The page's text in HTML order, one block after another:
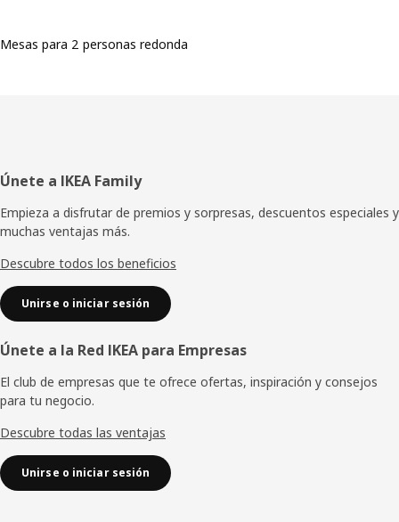
Mesas para 2 personas redonda
Pie
de
página
Únete a IKEA Family
Empieza a disfrutar de premios y sorpresas, descuentos especiales y
muchas ventajas más.
Descubre todos los beneficios
Unirse o iniciar sesión
Únete a la Red IKEA para Empresas
El club de empresas que te ofrece ofertas, inspiración y consejos
para tu negocio.
Descubre todas las ventajas
Unirse o iniciar sesión